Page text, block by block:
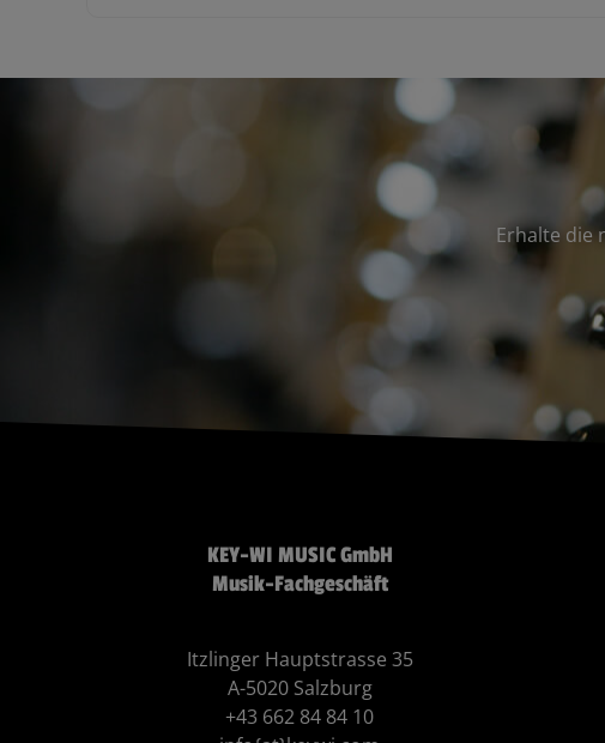
Erhalte die
KEY-WI MUSIC GmbH
Musik-Fachgeschäft
Itzlinger Hauptstrasse 35
A-5020 Salzburg
+43 662 84 84 10